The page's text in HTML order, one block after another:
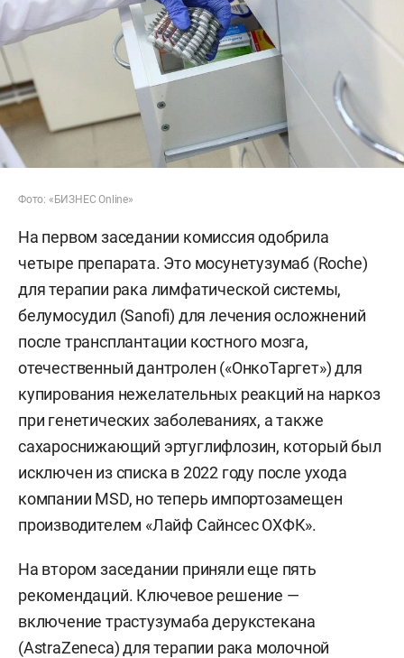
Фото: «БИЗНЕС Online»
На первом заседании комиссия одобрила
четыре препарата. Это мосунетузумаб (Roche)
для терапии рака лимфатической системы,
белумосудил (Sanofi) для лечения осложнений
после трансплантации костного мозга,
отечественный дантролен («ОнкоТаргет») для
купирования нежелательных реакций на наркоз
при генетических заболеваниях, а также
сахароснижающий эртуглифлозин, который был
исключен из списка в 2022 году после ухода
компании MSD, но теперь импортозамещен
производителем «Лайф Сайнсес ОХФК».
На втором заседании приняли еще пять
рекомендаций. Ключевое решение —
включение трастузумаба дерукстекана
(AstraZeneca) для терапии рака молочной